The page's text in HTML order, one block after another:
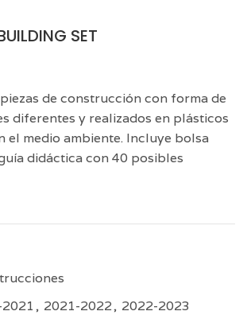
SET
de construcción con forma de
diferentes y realizados en plásticos
el medio ambiente. Incluye bolsa
didáctica con 40 posibles
, 2021-2022, 2022-2023